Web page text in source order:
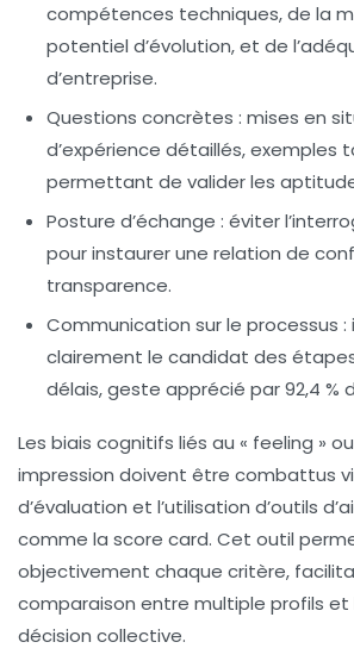
compétences techniques, de la
potentiel d’évolution, et de
d’entreprise.
Questions concrètes : mises en
d’expérience détaillés, exemples
permettant de valider les
Posture d’échange : éviter
pour instaurer une relation de
transparence.
Communication sur le processus :
clairement le candidat des
délais, geste apprécié par 92,4 %
Les biais cognitifs liés au « feeling »
impression doivent être combattus
d’évaluation et l’utilisation d’outils
comme la score card. Cet outil
objectivement chaque critère,
comparaison entre multiple profils et
décision collective.